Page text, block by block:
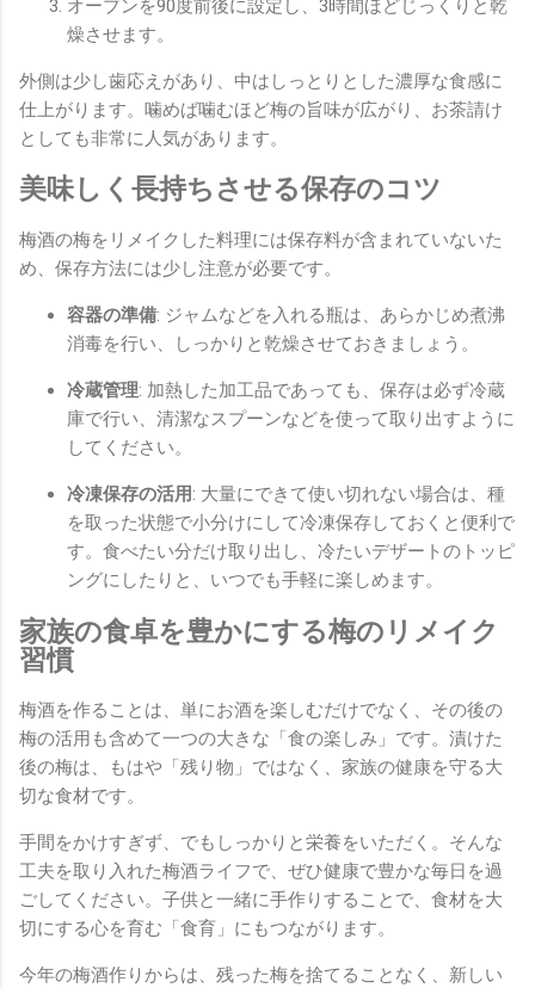
オーブンを90度前後に設定し、3時間ほどじっくりと乾
燥させます。
外側は少し歯応えがあり、中はしっとりとした濃厚な食感に
仕上がります。噛めば噛むほど梅の旨味が広がり、お茶請け
としても非常に人気があります。
美味しく長持ちさせる保存のコツ
梅酒の梅をリメイクした料理には保存料が含まれていないた
め、保存方法には少し注意が必要です。
容器の準備: ジャムなどを入れる瓶は、あらかじめ煮沸
消毒を行い、しっかりと乾燥させておきましょう。
冷蔵管理: 加熱した加工品であっても、保存は必ず冷蔵
庫で行い、清潔なスプーンなどを使って取り出すように
してください。
冷凍保存の活用: 大量にできて使い切れない場合は、種
を取った状態で小分けにして冷凍保存しておくと便利で
す。食べたい分だけ取り出し、冷たいデザートのトッピ
ングにしたりと、いつでも手軽に楽しめます。
家族の食卓を豊かにする梅のリメイク
習慣
梅酒を作ることは、単にお酒を楽しむだけでなく、その後の
梅の活用も含めて一つの大きな「食の楽しみ」です。漬けた
後の梅は、もはや「残り物」ではなく、家族の健康を守る大
切な食材です。
手間をかけすぎず、でもしっかりと栄養をいただく。そんな
工夫を取り入れた梅酒ライフで、ぜひ健康で豊かな毎日を過
ごしてください。子供と一緒に手作りすることで、食材を大
切にする心を育む「食育」にもつながります。
今年の梅酒作りからは、残った梅を捨てることなく、新しい